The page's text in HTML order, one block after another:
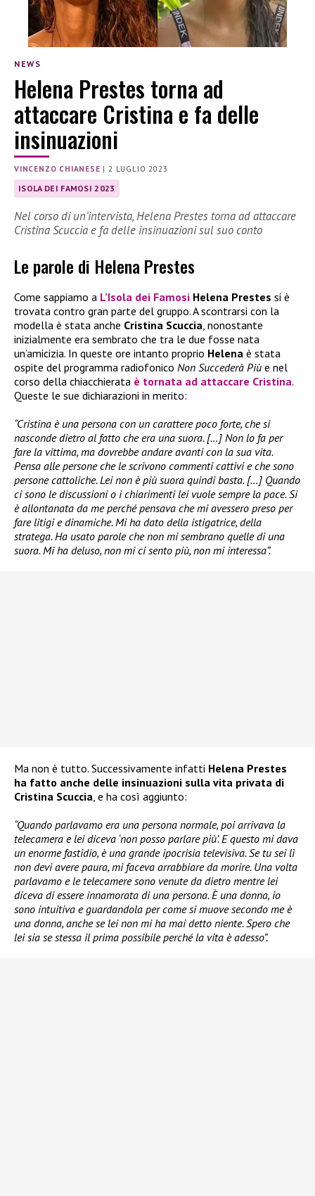
NEWS
Helena Prestes torna ad
attaccare Cristina e fa delle
insinuazioni
VINCENZO CHIANESE | 2 LUGLIO 2023
ISOLA DEI FAMOSI 2023
Nel corso di un’intervista, Helena Prestes torna ad attaccare
Cristina Scuccia e fa delle insinuazioni sul suo conto
Le parole di Helena Prestes
Come sappiamo a L’Isola dei Famosi Helena Prestes si è
trovata contro gran parte del gruppo. A scontrarsi con la
modella è stata anche Cristina Scuccia , nonostante
inizialmente era sembrato che tra le due fosse nata
un’amicizia. In queste ore intanto proprio Helena è stata
ospite del programma radiofonico Non Succederà Più e nel
corso della chiacchierata è tornata ad attaccare Cristina.
Queste le sue dichiarazioni in merito:
“Cristina è una persona con un carattere poco forte, che si
nasconde dietro al fatto che era una suora. […] Non lo fa per
fare la vittima, ma dovrebbe andare avanti con la sua vita.
Pensa alle persone che le scrivono commenti cattivi e che sono
persone cattoliche. Lei non è più suora quindi basta. […] Quando
ci sono le discussioni o i chiarimenti lei vuole sempre la pace. Si
è allontanata da me perché pensava che mi avessero preso per
fare litigi e dinamiche. Mi ha dato della istigatrice, della
stratega. Ha usato parole che non mi sembrano quelle di una
suora. Mi ha deluso, non mi ci sento più, non mi interessa”.
Ma non è tutto. Successivamente infatti Helena Prestes
ha fatto anche delle insinuazioni sulla vita privata di
Cristina Scuccia , e ha così aggiunto:
“Quando parlavamo era una persona normale, poi arrivava la
telecamera e lei diceva ‘non posso parlare più’. E questo mi dava
un enorme fastidio, è una grande ipocrisia televisiva. Se tu sei lì
non devi avere paura, mi faceva arrabbiare da morire. Una volta
parlavamo e le telecamere sono venute da dietro mentre lei
diceva di essere innamorata di una persona. È una donna, io
sono intuitiva e guardandola per come si muove secondo me è
una donna, anche se lei non mi ha mai detto niente. Spero che
lei sia se stessa il prima possibile perché la vita è adesso”.